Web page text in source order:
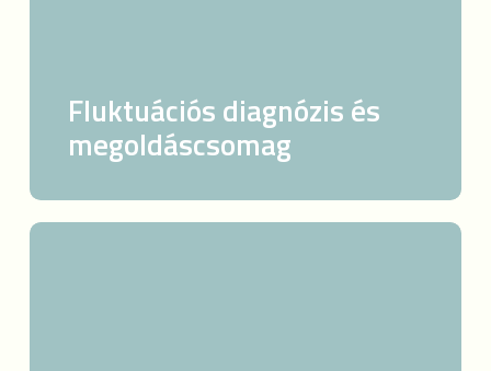
Fluktuációs diagnózis és
megoldáscsomag
Motiváció